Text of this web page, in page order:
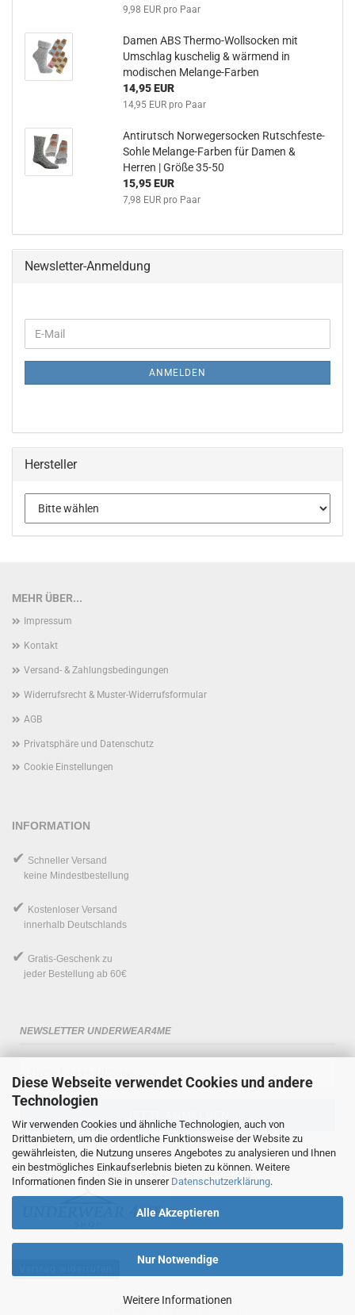
Diese Webseite verwendet Cookies und andere
Technologien
Wir verwenden Cookies und ähnliche Technologien, auch von
Drittanbietern, um die ordentliche Funktionsweise der Website zu
gewährleisten, die Nutzung unseres Angebotes zu analysieren und Ihnen
ein bestmögliches Einkaufserlebnis bieten zu können. Weitere
Informationen finden Sie in unserer Datenschutzerklärung.
Alle Akzeptieren
Nur Notwendige
Weitere Informationen
9,98 EUR pro Paar
Damen ABS Thermo-Wollsocken mit
Umschlag kuschelig & wärmend in
modischen Melange-Farben
14,95 EUR
14,95 EUR pro Paar
Antirutsch Norwegersocken Rutschfeste-
Sohle Melange-Farben für Damen &
Herren | Größe 35-50
15,95 EUR
7,98 EUR pro Paar
Newsletter-Anmeldung
ZUR
E-
Mail
ANMELDEN
Hersteller
MEHR ÜBER...
Impressum
Kontakt
Versand- & Zahlungsbedingungen
Widerrufsrecht & Muster-Widerrufsformular
AGB
Privatsphäre und Datenschutz
Cookie Einstellungen
INFORMATION
✔ Schneller Versand
keine Mindestbestellung
✔ Kostenloser Versand
innerhalb Deutschlands
✔ Gratis-Geschenk zu
jeder Bestellung ab 60€
NEWSLETTER UNDERWEAR4ME